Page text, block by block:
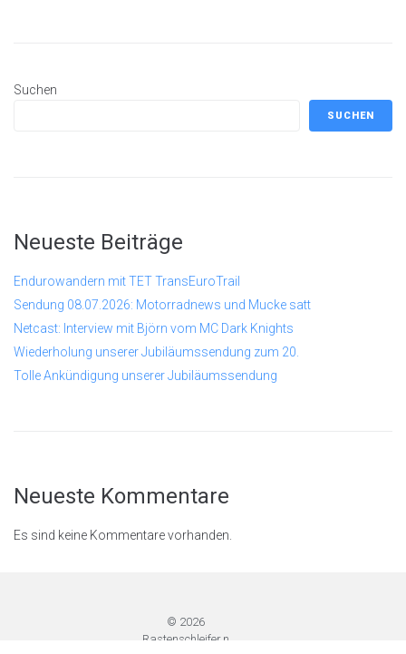
Suchen
SUCHEN
Neueste Beiträge
Endurowandern mit TET TransEuroTrail
Sendung 08.07.2026: Motorradnews und Mucke satt
Netcast: Interview mit Björn vom MC Dark Knights
Wiederholung unserer Jubiläumssendung zum 20.
Tolle Ankündigung unserer Jubiläumssendung
Neueste Kommentare
Es sind keine Kommentare vorhanden.
© 2026
Rastenschleifer.n